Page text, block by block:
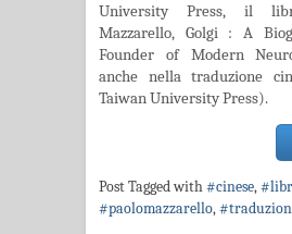
University Press, il
Mazzarello, Golgi : A
Founder of Modern
anche nella traduzione
Taiwan University Press).
Post Tagged with#cinese,
#paolomazzarello,